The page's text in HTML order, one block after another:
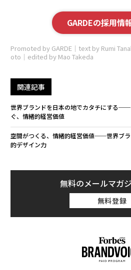
GARDEの採用情
Promoted by GARDE｜text by Rumi
oto｜edited by Mao Takeda
関連記事
世界ブランドを日本の地でカタチにする
ぐ、情緒的経営価値
空間がつくる、情緒的経営価値──世界ブ
的デザイン力
無料のメールマガ
無料登録